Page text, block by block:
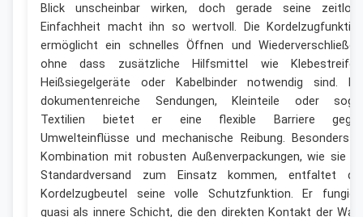
Blick unscheinbar wirken, doch gerade seine
Einfachheit macht ihn so wertvoll. Die
ermöglicht ein schnelles Öffnen und
ohne dass zusätzliche Hilfsmittel wie
Heißsiegelgeräte oder Kabelbinder notwendig sind.
dokumentenreiche Sendungen, Kleinteile oder
Textilien bietet er eine flexible Barriere
Umwelteinflüsse und mechanische Reibung. Besonders
Kombination mit robusten Außenverpackungen, wie sie
Standardversand zum Einsatz kommen, entfaltet
Kordelzugbeutel seine volle Schutzfunktion. Er
quasi als innere Schicht, die den direkten Kontakt der